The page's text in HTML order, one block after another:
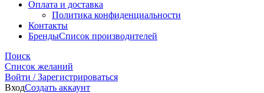
Оплата и доставка
Политика конфиденциальности
Контакты
БрендыСписок производителей
Поиск
Список желаний
Войти / Зарегистрироваться
ВходСоздать аккаунт